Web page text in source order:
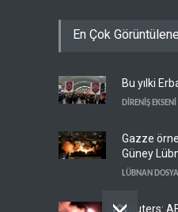
İsrail
ordusunu
En Çok
Bu yılki
DİRENİŞ EKSENİ
Gazze
Güney
LÜBNAN
Reuters: